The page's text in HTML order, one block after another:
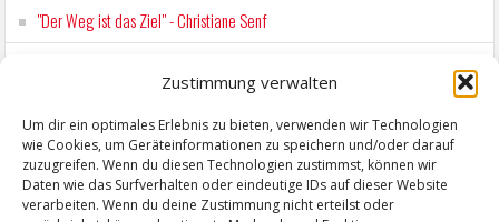
Zustimmung verwalten
Um dir ein optimales Erlebnis zu bieten, verwenden wir Technologien
wie Cookies, um Geräteinformationen zu speichern und/oder darauf
zuzugreifen. Wenn du diesen Technologien zustimmst, können wir
Daten wie das Surfverhalten oder eindeutige IDs auf dieser Website
verarbeiten. Wenn du deine Zustimmung nicht erteilst oder
"Der Weg ist das Ziel" - Christiane Senf
Mit der Drahtseilbahn zur ZENTRALSTATION